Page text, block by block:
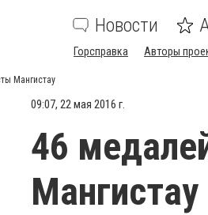
Новости
Горсправка Авторы
Мангистау
09:07, 22 мая 2016 г.
46
Мангистау